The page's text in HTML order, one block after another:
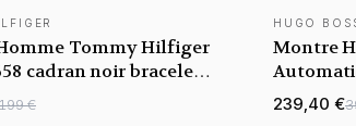
Tommy Hilfiger
cadran noir bracelet
€
HUGO
Montre
1514255
239,40 €